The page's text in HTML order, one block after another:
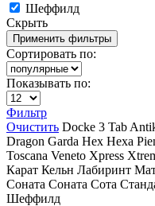
Шеффилд
Скрыть
Сортировать по:
Показывать по:
Фильтр
Очистить Docke 3 Tab
Dragon Garda Hex Hexa
Toscana Veneto Xpress
Карат Кельн Лабиринт
Соната Соната Сота
Шеффилд